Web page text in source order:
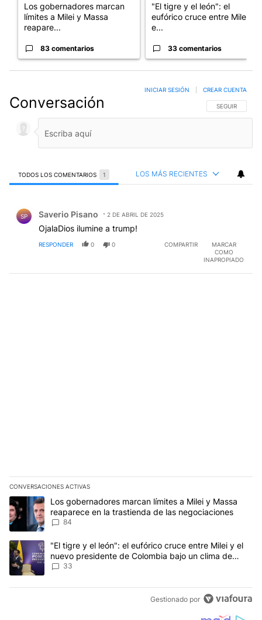
Los gobernadores marcan
límites a Milei y Massa
reapare...
83 comentarios
"El tigre y el león": el
eufórico cruce entre Milei y
e...
33 comentarios
Conversación SIGA ESTA
SEGUIR
INICIAR SESIÓN CREAR CUENTA
TODOS LOS COMENTARIOS 1 LOS MÁS RECIENTES
SP Saverio Pisano 2 DE ABRIL DE 2025
OjalaDios ilumine a trump!
RESPONDER 0 0 COMPARTIR
MARCAR
COMO
INAPROPIADO
CONVERSACIONES ACTIVAS
Este listado muestra los artículos con más comentarios en los
Un artículo de tendencia con el título "Los gobernadores
Los gobernadores marcan límites a Milei y Massa
reaparece en la trastienda de las negociaciones
84
Un artículo de tendencia con el título ""El tigre y el león": el
"El tigre y el león": el eufórico cruce entre Milei y el
nuevo presidente de Colombia bajo un clima de
máxima tensión
33
Gestionado por